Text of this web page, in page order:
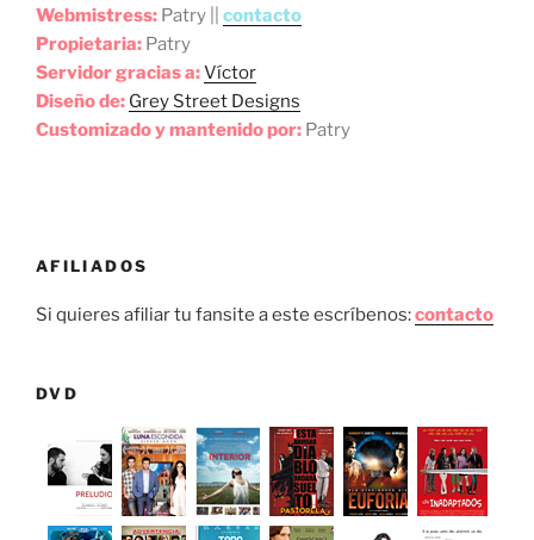
Webmistress: Patry || contacto
Propietaria: Patry
Servidor gracias a:Víctor
Diseño de: Grey Street Designs
Customizado y mantenido por: Patry
AFILIADOS
Si quieres afiliar tu fansite a este escríbenos:contacto
DVD